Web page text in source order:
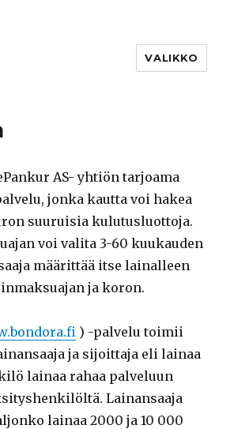
VALIKKO
AS- yhtiön tarjoama
jonka kautta voi hakea
suuruisia kulutusluottoja.
voi valita 3-60 kuukauden
määrittää itse lainalleen
ja koron.
) -palvelu toimii
ja sijoittaja eli lainaa
lainaa rahaa palveluun
Lainansaaja
lainaa 2000 ja 10 000